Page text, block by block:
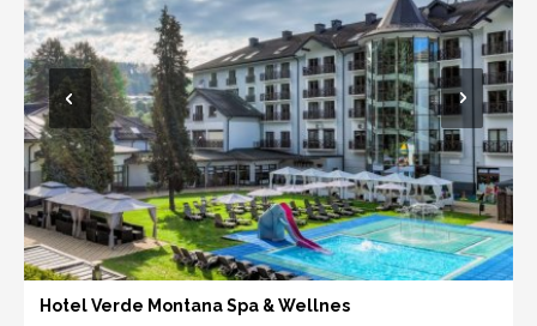
Hotel Verde Montana Spa & Wellnes